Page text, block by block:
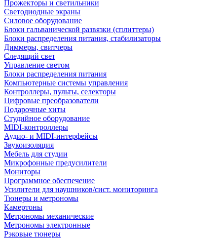
Прожекторы и светильники
Светодиодные экраны
Силовое оборудование
Блоки гальванической развязки (сплиттеры)
Блоки распределения питания, стабилизаторы
Диммеры, свитчеры
Следящий свет
Управление светом
Блоки распределения питания
Компьютерные системы управления
Контроллеры, пульты, селекторы
Цифровые преобразователи
Подарочные хиты
Студийное оборудование
MIDI-контроллеры
Аудио- и MIDI-интерфейсы
Звукоизоляция
Мебель для студии
Микрофонные предусилители
Мониторы
Программное обеспечение
Усилители для наушников/сист. мониторинга
Тюнеры и метрономы
Камертоны
Метрономы механические
Метрономы электронные
Рэковые тюнеры